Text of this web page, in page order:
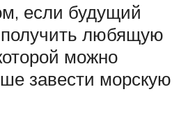
если будущий
получить любящую
можно
завести морскую